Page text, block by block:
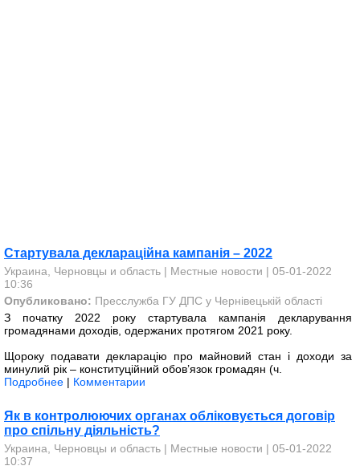
Стартувала деклараційна кампанія – 2022
Украина, Черновцы и область | Местные новости | 05-01-2022
10:36
Опубликовано: Пресслужба ГУ ДПС у Чернівецькій області
З початку 2022 року стартувала кампанія декларування
громадянами доходів, одержаних протягом 2021 року.
Щороку подавати декларацію про майновий стан і доходи за
минулий рік – конституційний обов’язок громадян (ч.
Подробнее | Комментарии
Як в контролюючих органах обліковується договір
про спільну діяльність?
Украина, Черновцы и область | Местные новости | 05-01-2022
10:37